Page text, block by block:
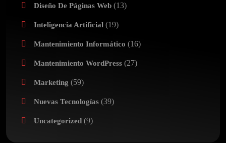
Diseño De Páginas Web (13)
Inteligencia Artificial (19)
Mantenimiento Informático (16)
Mantenimiento WordPress (27)
Marketing (59)
Nuevas Tecnologías (39)
Uncategorized (9)